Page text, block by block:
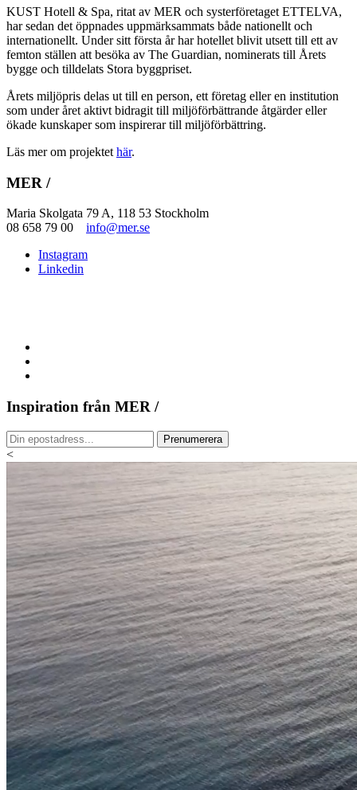
KUST Hotell & Spa, ritat av MER och systerföretaget ETTELVA,
har sedan det öppnades uppmärksammats både nationellt och
internationellt. Under sitt första år har hotellet blivit utsett till ett av
femton ställen att besöka av The Guardian, nominerats till Årets
bygge och tilldelats Stora byggpriset.
Årets miljöpris delas ut till en person, ett företag eller en institution
som under året aktivt bidragit till miljöförbättrande åtgärder eller
ökade kunskaper som inspirerar till miljöförbättring.
Läs mer om projektet här.
MER /
Maria Skolgata 79 A, 118 53 Stockholm
08 658 79 00 info@mer.se
Instagram
Linkedin
Inspiration från MER /
<